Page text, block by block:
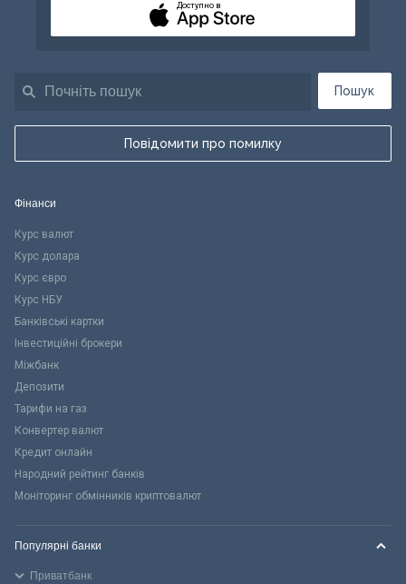
Пошук
Повідомити про помилку
Доступно в
Фінанси
Курс валют
Курс долара
Курс євро
Курс НБУ
Банківські картки
Інвестиційні брокери
Міжбанк
Депозити
Тарифи на газ
Конвертер валют
Кредит онлайн
Народний рейтинг банків
Моніторинг обмінників криптовалют
Популярні банки
Приватбанк